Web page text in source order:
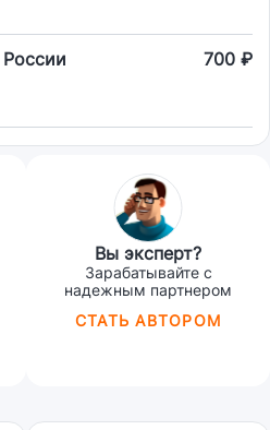
700 ₽
Вы эксперт?
Зарабатывайте с
надежным партнером
СТАТЬ АВТОРОМ